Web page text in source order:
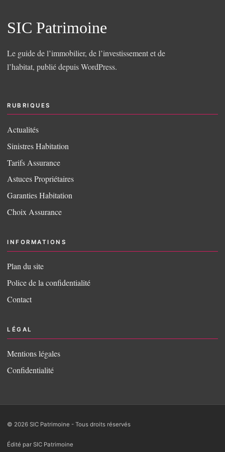
SIC Patrimoine
Le guide de l’immobilier, de l’investissement et de
l’habitat, publié depuis WordPress.
RUBRIQUES
Actualités
Sinistres Habitation
Tarifs Assurance
Astuces Propriétaires
Garanties Habitation
Choix Assurance
INFORMATIONS
Plan du site
Police de la confidentialité
Contact
LÉGAL
Mentions légales
Confidentialité
© 2026 SIC Patrimoine - Tous droits réservés
Édité par SIC Patrimoine